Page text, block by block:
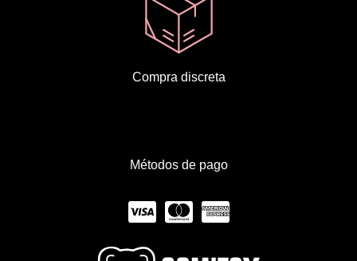
Compra discreta
Métodos de pago
C
c
C
C